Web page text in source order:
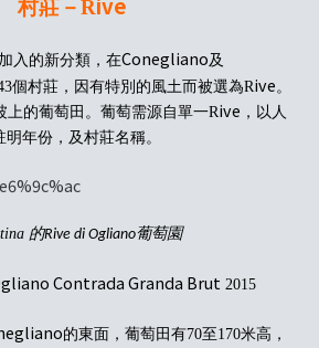
村莊－R
入的新分類，在Conegliano及
個村莊 ， 因有特別的風土而被選為Rive。
上的葡萄田。葡萄需源自單一Rive ，以人
年份，及村莊名稱。
的Rive di Ogliano葡萄園
Contrada Granda Brut 2015
的東面 ， 葡萄田有70至170米高 ，